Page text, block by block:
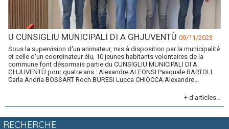
U CUNSIGLIU MUNICIPALI DI A GHJUVENTÙ 09/11/2023
Sous la supervision d'un animateur, mis à disposition par la municipalité
et celle d'un coordinateur élu, 10 jeunes habitants volontaires de la
commune font désormais partie du CUNSIGLIU MUNICIPALI DI A
GHJUVENTÙ pour quatre ans : Alexandre ALFONSI Pasquale BARTOLI
Carla Andria BOSSART Roch BURESI Lucca CHIOCCA Alexandre...
+ d'articles...
RECHERCHE